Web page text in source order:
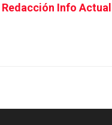
Redacción Info Actual